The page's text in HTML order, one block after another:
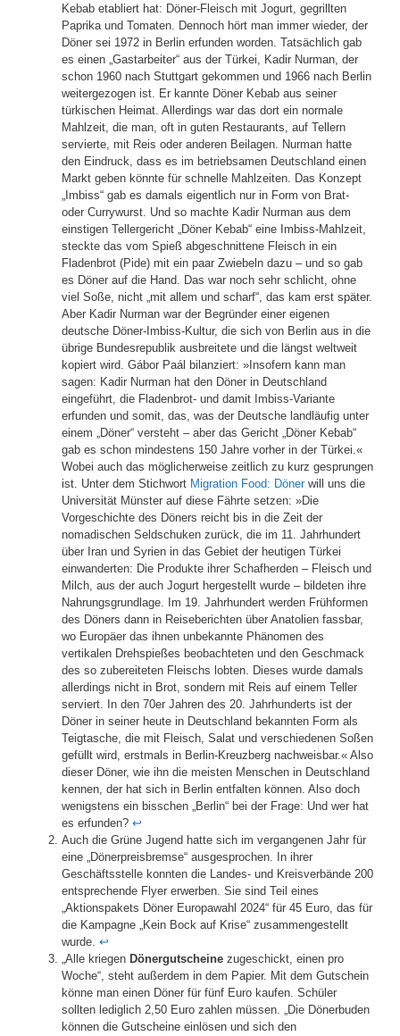
Kebab etabliert hat: Döner-Fleisch mit Jogurt, gegrillten
Paprika und Tomaten. Dennoch hört man immer wieder, der
Döner sei 1972 in Berlin erfunden worden. Tatsächlich gab
es einen „Gastarbeiter“ aus der Türkei, Kadir Nurman, der
schon 1960 nach Stuttgart gekommen und 1966 nach Berlin
weitergezogen ist. Er kannte Döner Kebab aus seiner
türkischen Heimat. Allerdings war das dort ein normale
Mahlzeit, die man, oft in guten Restaurants, auf Tellern
servierte, mit Reis oder anderen Beilagen. Nurman hatte
den Eindruck, dass es im betriebsamen Deutschland einen
Markt geben könnte für schnelle Mahlzeiten. Das Konzept
„Imbiss“ gab es damals eigentlich nur in Form von Brat-
oder Currywurst. Und so machte Kadir Nurman aus dem
einstigen Tellergericht „Döner Kebab“ eine Imbiss-Mahlzeit,
steckte das vom Spieß abgeschnittene Fleisch in ein
Fladenbrot (Pide) mit ein paar Zwiebeln dazu – und so gab
es Döner auf die Hand. Das war noch sehr schlicht, ohne
viel Soße, nicht „mit allem und scharf“, das kam erst später.
Aber Kadir Nurman war der Begründer einer eigenen
deutsche Döner-Imbiss-Kultur, die sich von Berlin aus in die
übrige Bundesrepublik ausbreitete und die längst weltweit
kopiert wird. Gábor Paál bilanziert: »Insofern kann man
sagen: Kadir Nurman hat den Döner in Deutschland
eingeführt, die Fladenbrot- und damit Imbiss-Variante
erfunden und somit, das, was der Deutsche landläufig unter
einem „Döner“ versteht – aber das Gericht „Döner Kebab“
gab es schon mindestens 150 Jahre vorher in der Türkei.«
Wobei auch das möglicherweise zeitlich zu kurz gesprungen
ist. Unter dem Stichwort Migration Food: Döner will uns die
Universität Münster auf diese Fährte setzen: »Die
Vorgeschichte des Döners reicht bis in die Zeit der
nomadischen Seldschuken zurück, die im 11. Jahrhundert
über Iran und Syrien in das Gebiet der heutigen Türkei
einwanderten: Die Produkte ihrer Schafherden – Fleisch und
Milch, aus der auch Jogurt hergestellt wurde – bildeten ihre
Nahrungsgrundlage. Im 19. Jahrhundert werden Frühformen
des Döners dann in Reiseberichten über Anatolien fassbar,
wo Europäer das ihnen unbekannte Phänomen des
vertikalen Drehspießes beobachteten und den Geschmack
des so zubereiteten Fleischs lobten. Dieses wurde damals
allerdings nicht in Brot, sondern mit Reis auf einem Teller
serviert. In den 70er Jahren des 20. Jahrhunderts ist der
Döner in seiner heute in Deutschland bekannten Form als
Teigtasche, die mit Fleisch, Salat und verschiedenen Soßen
gefüllt wird, erstmals in Berlin-Kreuzberg nachweisbar.« Also
dieser Döner, wie ihn die meisten Menschen in Deutschland
kennen, der hat sich in Berlin entfalten können. Also doch
wenigstens ein bisschen „Berlin“ bei der Frage: Und wer hat
es erfunden? ↩︎
Auch die Grüne Jugend hatte sich im vergangenen Jahr für
eine „Dönerpreisbremse“ ausgesprochen. In ihrer
Geschäftsstelle konnten die Landes- und Kreisverbände 200
entsprechende Flyer erwerben. Sie sind Teil eines
„Aktionspakets Döner Europawahl 2024“ für 45 Euro, das für
die Kampagne „Kein Bock auf Krise“ zusammengestellt
wurde. ↩︎
„Alle kriegen Dönergutscheine zugeschickt, einen pro
Woche“, steht außerdem in dem Papier. Mit dem Gutschein
könne man einen Döner für fünf Euro kaufen. Schüler
sollten lediglich 2,50 Euro zahlen müssen. „Die Dönerbuden
können die Gutscheine einlösen und sich den